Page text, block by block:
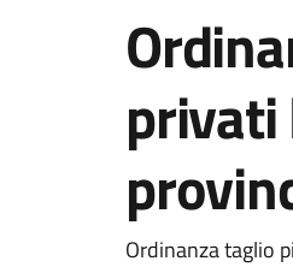
Ordinanza taglio